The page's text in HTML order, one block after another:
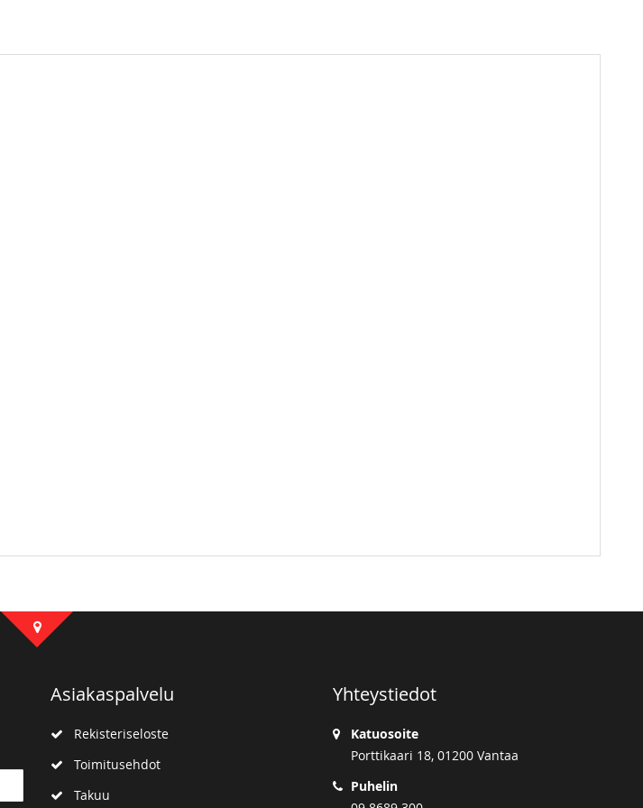
Asiakaspalvelu
Rekisteriseloste
Toimitusehdot
Takuu
Yhteystiedot
Katuosoite
Porttikaari 18, 01200 Vantaa
Puhelin